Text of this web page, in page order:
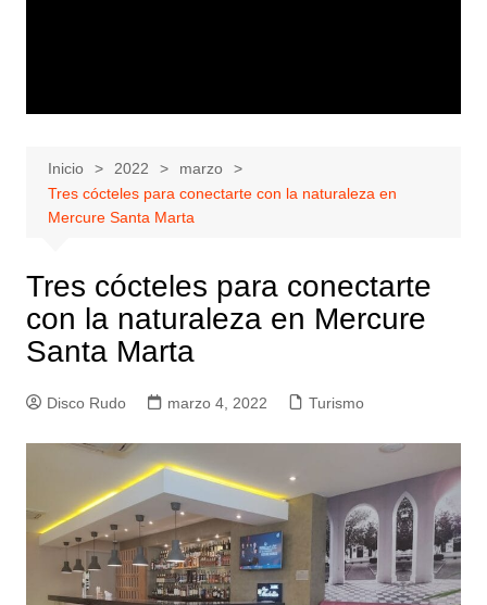
Inicio 2022
marzo
Tres cócteles para conectarte con la naturaleza en
Mercure Santa Marta
Tres cócteles para conectarte
con la naturaleza en Mercure
Santa Marta
Disco Rudo marzo 4, 2022 Turismo